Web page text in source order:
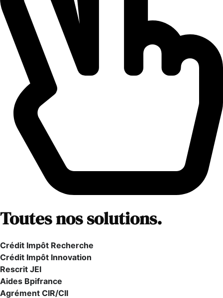
Toutes nos solutions.
Crédit Impôt Recherche
Crédit Impôt Innovation
Rescrit JEI
Aides Bpifrance
Agrément CIR/CII